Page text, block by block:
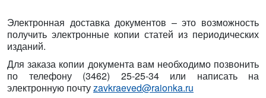
Электронная доставка документов – это возможность
получить электронные копии статей из периодических
изданий.
Для заказа копии документа вам необходимо позвонить
по телефону (3462) 25-25-34 или написать на
электронную почтуzavkraeved@raionka.ru